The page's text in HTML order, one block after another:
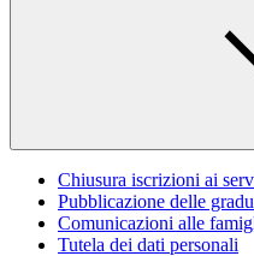
Chiusura iscrizioni ai
Pubblicazione delle
Comunicazioni alle
Tutela dei dati personali